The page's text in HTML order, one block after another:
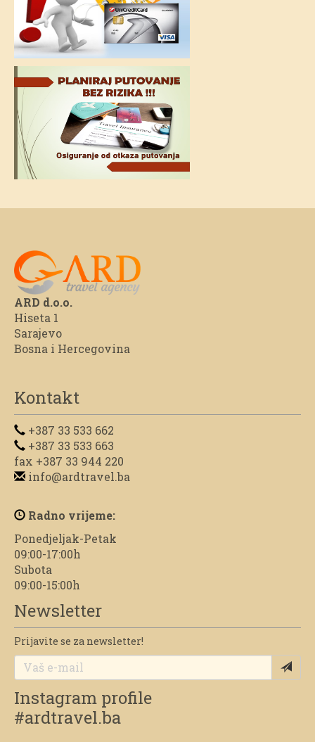
ARD d.o.o.
Hiseta 1
Sarajevo
Bosna i Hercegovina
Kontakt
+387 33 533 662
+387 33 533 663
fax +387 33 944 220
info@ardtravel.ba
Radno vrijeme:
Ponedjeljak-Petak
09:00-17:00h
Subota
09:00-15:00h
Newsletter
Prijavite se za newsletter!
Instagram profile
#ardtravel.ba